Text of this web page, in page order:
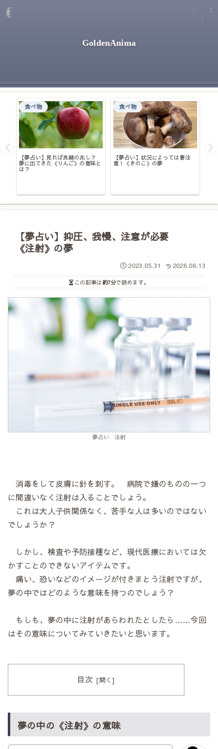
GoldenAnima
食べ物
【夢占い】見れば良縁の兆し？
夢に出てきた《りんご》の意味と
は？
食べ物
【夢占い】状況によっては要注
意！《きのこ》の夢
【夢占い】抑圧、我慢、注意が必要
《注射》の夢
2023.05.31 2026.06.13
この記事は約7分で読めます。
夢占い 注射
消毒をして皮膚に針を刺す。 病院で嫌のものの一つ
に間違いなく注射は入ることでしょう。
これは大人子供関係なく、苦手な人は多いのではない
でしょうか？
しかし、検査や予防接種など、現代医療においては欠
かすことのできないアイテムです。
痛い、恐いなどのイメージが付きまとう注射ですが、
夢の中ではどのような意味を持つのでしょう？
もしも、夢の中に注射があらわれたとしたら……今回
はその意味についてみていきたいと思います。
目次
夢の中の《注射》の意味